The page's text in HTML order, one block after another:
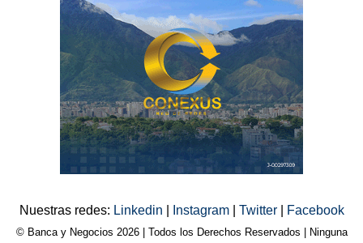
Nuestras redes: Linkedin Instagram Twitter Facebook
© Banca y Negocios 2026 | Todos los Derechos Reservados | Ninguna